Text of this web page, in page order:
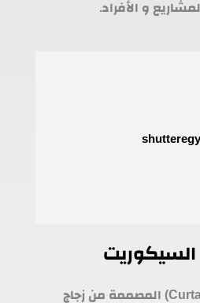
و الأفراد.
السيكوريت
واجهات (Curtain wall) المصممة من زجاج